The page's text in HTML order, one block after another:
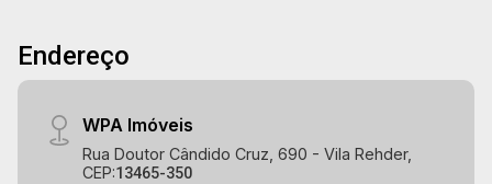
Endereço
WPA Imóveis
Rua Doutor Cândido Cruz, 690 - Vila Rehder,
CEP:13465-350